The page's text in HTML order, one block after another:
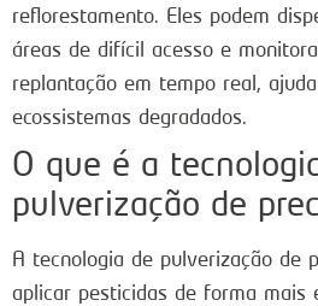
reflorestamento. Eles podem
áreas de difícil acesso e
replantação em tempo real,
ecossistemas degradados.
O que é a
pulverização de
A tecnologia de pulverização de
aplicar pesticidas de forma mais